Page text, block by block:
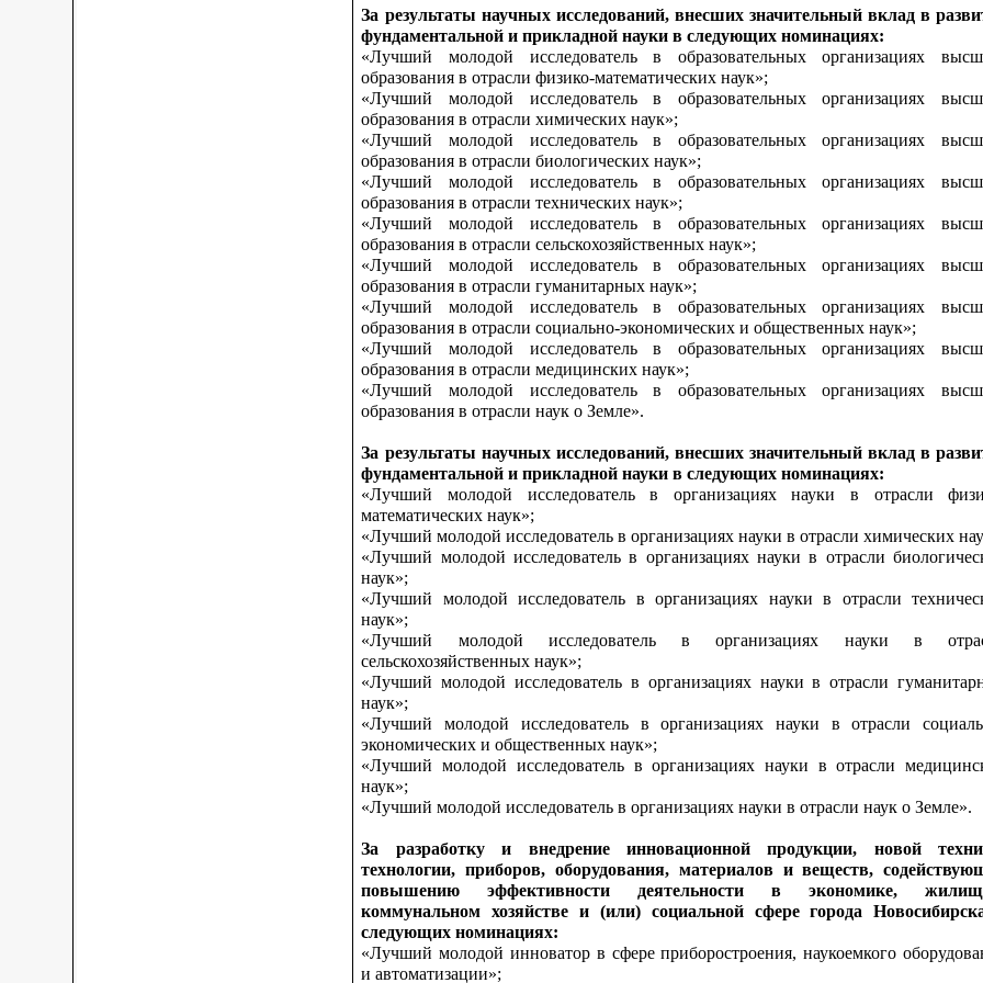
За результаты научных исследований, внесших значительный вклад в
фундаментальной и прикладной науки в следующих номинациях:
«Лучший молодой исследователь в образовательных организациях
образования в отрасли физико-математических наук»;
«Лучший молодой исследователь в образовательных организациях
образования в отрасли химических наук»;
«Лучший молодой исследователь в образовательных организациях
образования в отрасли биологических наук»;
«Лучший молодой исследователь в образовательных организациях
образования в отрасли технических наук»;
«Лучший молодой исследователь в образовательных организациях
образования в отрасли сельскохозяйственных наук»;
«Лучший молодой исследователь в образовательных организациях
образования в отрасли гуманитарных наук»;
«Лучший молодой исследователь в образовательных организациях
образования в отрасли социально-экономических и общественных наук»;
«Лучший молодой исследователь в образовательных организациях
образования в отрасли медицинских наук»;
«Лучший молодой исследователь в образовательных организациях
образования в отрасли наук о Земле».
За результаты научных исследований, внесших значительный вклад в
фундаментальной и прикладной науки в следующих номинациях:
«Лучший молодой исследователь в организациях науки в отрасли
математических наук»;
«Лучший молодой исследователь в организациях науки в отрасли химических
«Лучший молодой исследователь в организациях науки в отрасли
наук»;
«Лучший молодой исследователь в организациях науки в отрасли
наук»;
«Лучший молодой исследователь в организациях науки в
сельскохозяйственных наук»;
«Лучший молодой исследователь в организациях науки в отрасли
наук»;
«Лучший молодой исследователь в организациях науки в отрасли
экономических и общественных наук»;
«Лучший молодой исследователь в организациях науки в отрасли
наук»;
«Лучший молодой исследователь в организациях науки в отрасли наук о Земле».
За разработку и внедрение инновационной продукции, новой
технологии, приборов, оборудования, материалов и веществ,
повышению эффективности деятельности в экономике,
коммунальном хозяйстве и (или) социальной сфере города
следующих номинациях:
«Лучший молодой инноватор в сфере приборостроения, наукоемкого
и автоматизации»;